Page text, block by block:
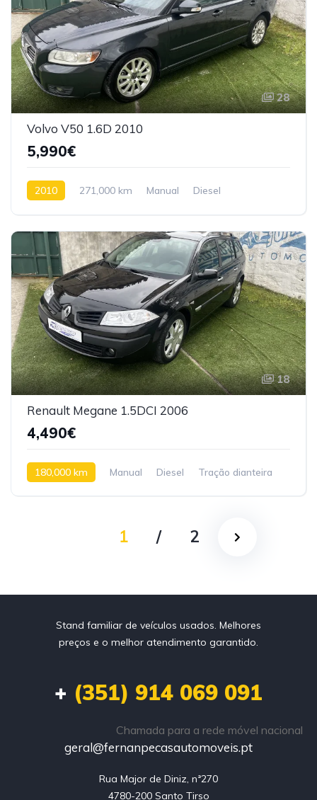
28
Volvo V50 1.6D 2010
5,990€
2010 271,000 km Manual
Diesel
18
Renault Megane 1.5DCI 2006
4,490€
180,000 km Manual Diesel Tração dianteira
1 / 2
Stand familiar de veículos usados. Melhores
preços e o melhor atendimento garantido.
+ (351) 914 069 091
Chamada para a rede móvel nacional
geral@fernanpecasautomoveis.pt
Rua Major de Diniz, nª270
4780-200 Santo Tirso